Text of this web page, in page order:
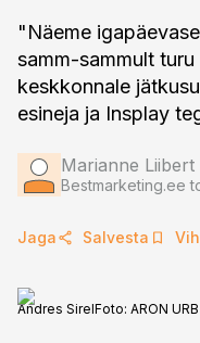
"Näeme
samm-sammult
keskkonnale
esineja ja Insplay
Marianne Liibert
Bestmarketing.ee
Jaga Salvesta
Andres SirelFoto: ARON URB